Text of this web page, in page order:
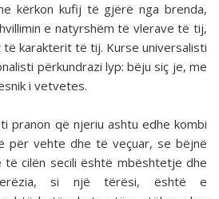
kërkon kufij të gjërë nga brenda,
e natyrshëm të vlerave të tij,
karakterit të tij. Kurse universalisti
përkundrazi lyp: bëju siç je, me
i vetvetes.
pranon që njeriu ashtu edhe kombi
për vehte dhe të veçuar, se bëjnë
cilën secili është mbështetje dhe
si një tërësi, është e